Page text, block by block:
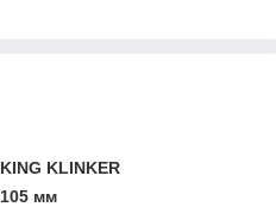
KING KLINKER
105 мм